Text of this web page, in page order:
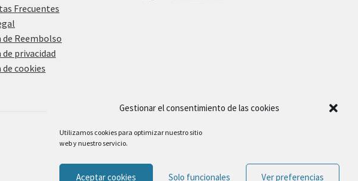
Gestionar el consentimiento de las cookies
Utilizamos cookies para optimizar nuestro sitio
web y nuestro servicio.
Aceptar cookies Solo funcionales Ver preferencias
Frecuentes
Reembolso
privacidad
cookies